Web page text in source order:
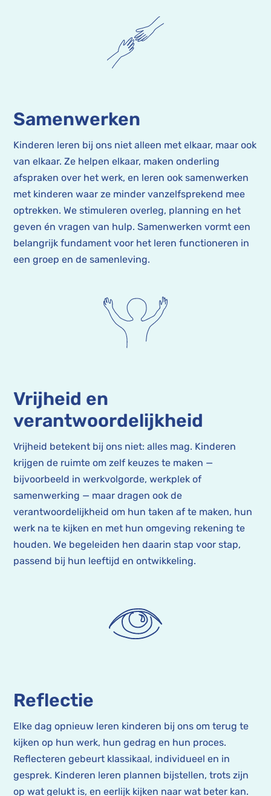
Samenwerken
Kinderen leren bij ons niet alleen met elkaar, maar ook
van elkaar. Ze helpen elkaar, maken onderling
afspraken over het werk, en leren ook samenwerken
met kinderen waar ze minder vanzelfsprekend mee
optrekken. We stimuleren overleg, planning en het
geven én vragen van hulp. Samenwerken vormt een
belangrijk fundament voor het leren functioneren in
een groep en de samenleving.
Vrijheid en
verantwoordelijkheid
Vrijheid betekent bij ons niet: alles mag. Kinderen
krijgen de ruimte om zelf keuzes te maken —
bijvoorbeeld in werkvolgorde, werkplek of
samenwerking — maar dragen ook de
verantwoordelijkheid om hun taken af te maken, hun
werk na te kijken en met hun omgeving rekening te
houden. We begeleiden hen daarin stap voor stap,
passend bij hun leeftijd en ontwikkeling.
Reflectie
Elke dag opnieuw leren kinderen bij ons om terug te
kijken op hun werk, hun gedrag en hun proces.
Reflecteren gebeurt klassikaal, individueel en in
gesprek. Kinderen leren plannen bijstellen, trots zijn
op wat gelukt is, en eerlijk kijken naar wat beter kan.